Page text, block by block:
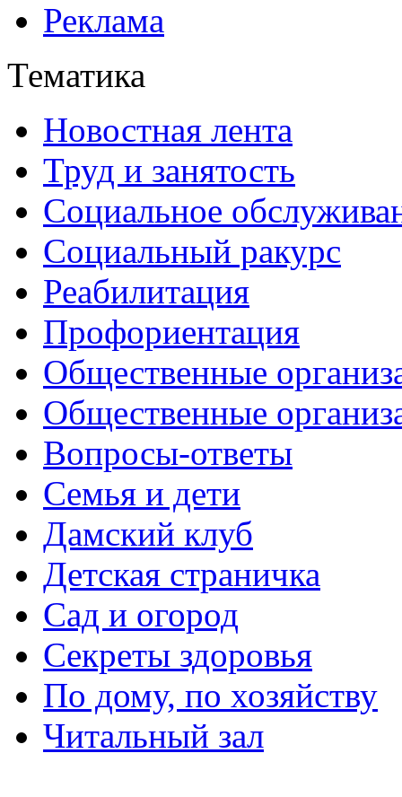
Реклама
Тематика
Новостная лента
Труд и занятость
Социальное
Социальный ракурс
Реабилитация
Профориентация
Общественные
Общественные
Вопросы-ответы
Семья и дети
Дамский клуб
Детская страничка
Сад и огород
Секреты здоровья
По дому, по хозяйству
Читальный зал